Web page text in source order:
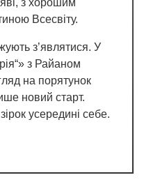
Всесвіту.
з’являтися. У
з Райаном
на порятунок
новий старт.
усередині себе.